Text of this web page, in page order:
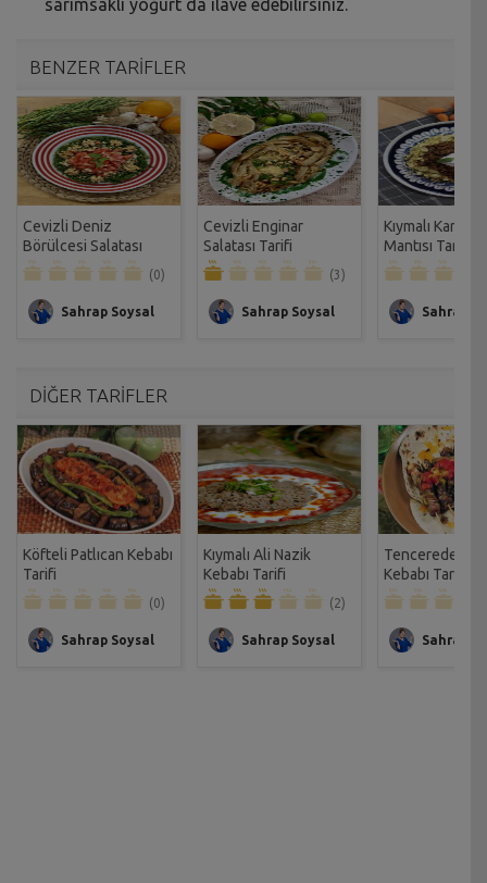
sarımsaklı yoğurt da ilave edebilirsiniz.
BENZER TARİFLER
Cevizli Deniz
Börülcesi Salatası
Tarifi
(0)
Sahrap Soysal
Cevizli Enginar
Salatası Tarifi
(3)
Sahrap Soysal
Kıymalı
Mantısı Tarifi
Sahrap
DİĞER TARİFLER
Köfteli Patlıcan Kebabı
Tarifi
(0)
Sahrap Soysal
Kıymalı Ali Nazik
Kebabı Tarifi
(2)
Sahrap Soysal
Tencerede
Kebabı Tarifi
Sahrap